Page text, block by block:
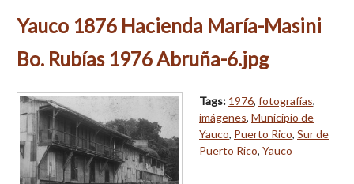
Yauco 1876 Hacienda María-Masini
Bo. Rubías 1976 Abruña-6.jpg
Tags: 1976, fotografías,
imágenes, Municipio de
Yauco, Puerto Rico, Sur de
Puerto Rico, Yauco